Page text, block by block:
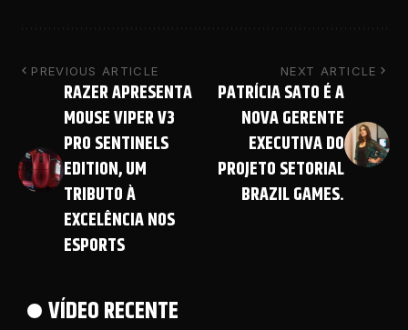
PREVIOUS ARTICLE
RAZER APRESENTA
MOUSE VIPER V3
PRO SENTINELS
EDITION, UM
TRIBUTO À
EXCELÊNCIA NOS
ESPORTS
NEXT ARTICLE
PATRÍCIA SATO É A
NOVA GERENTE
EXECUTIVA DO
PROJETO SETORIAL
BRAZIL GAMES.
VÍDEO RECENTE